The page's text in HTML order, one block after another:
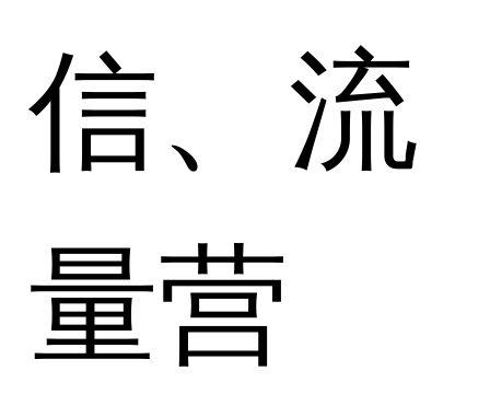
信、流
量营